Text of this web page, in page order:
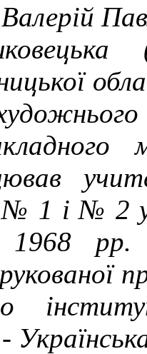
№ 1 і № 2
рр.